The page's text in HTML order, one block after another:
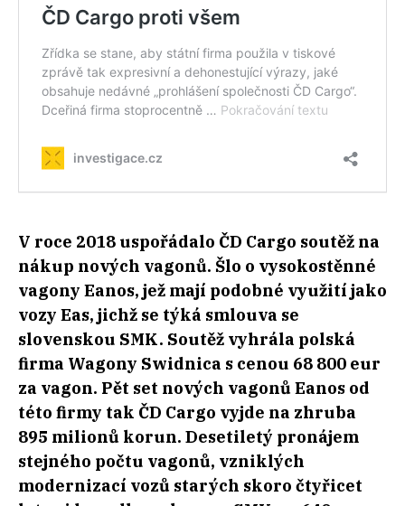
V roce 2018 uspořádalo ČD Cargo soutěž na
nákup nových vagonů. Šlo o vysokostěnné
vagony Eanos, jež mají podobné využití jako
vozy Eas, jichž se týká smlouva se
slovenskou SMK. Soutěž vyhrála polská
firma Wagony Swidnica s cenou 68 800 eur
za vagon. Pět set nových vagonů Eanos od
této firmy tak ČD Cargo vyjde na zhruba
895 milionů korun. Desetiletý pronájem
stejného počtu vagonů, vzniklých
modernizací vozů starých skoro čtyřicet